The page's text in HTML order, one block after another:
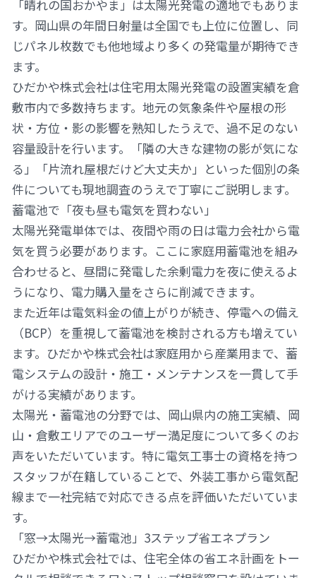
「晴れの国おかやま」は太陽光発電の適地でもありま
す。岡山県の年間日射量は全国でも上位に位置し、同
じパネル枚数でも他地域より多くの発電量が期待でき
ます。
ひだかや株式会社は住宅用太陽光発電の設置実績を倉
敷市内で多数持ちます。地元の気象条件や屋根の形
状・方位・影の影響を熟知したうえで、過不足のない
容量設計を行います。「隣の大きな建物の影が気にな
る」「片流れ屋根だけど大丈夫か」といった個別の条
件についても現地調査のうえで丁寧にご説明します。
蓄電池で「夜も昼も電気を買わない」
太陽光発電単体では、夜間や雨の日は電力会社から電
気を買う必要があります。ここに家庭用蓄電池を組み
合わせると、昼間に発電した余剰電力を夜に使えるよ
うになり、電力購入量をさらに削減できます。
また近年は電気料金の値上がりが続き、停電への備え
（BCP）を重視して蓄電池を検討される方も増えてい
ます。ひだかや株式会社は家庭用から産業用まで、蓄
電システムの設計・施工・メンテナンスを一貫して手
がける実績があります。
太陽光・蓄電池の分野では、岡山県内の施工実績、岡
山・倉敷エリアでのユーザー満足度について多くのお
声をいただいています。特に電気工事士の資格を持つ
スタッフが在籍していることで、外装工事から電気配
線まで一社完結で対応できる点を評価いただいていま
す。
「窓→太陽光→蓄電池」3ステップ省エネプラン
ひだかや株式会社では、住宅全体の省エネ計画をトー
PAGE